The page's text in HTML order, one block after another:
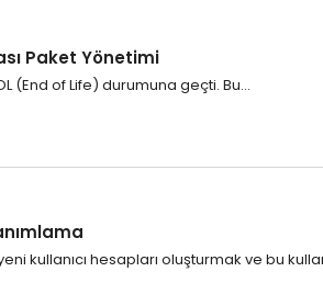
Paket Yönetimi
(End of Life) durumuna geçti. Bu…
kullanıcı hesapları oluşturmak ve bu